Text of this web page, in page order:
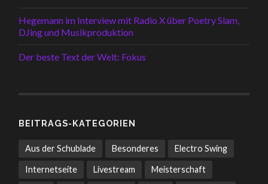
Hegemann im Interview mit Radio X über Poetry Slam,
DJing und Musikproduktion
Der beste Text der Welt: Fokus
BEITRAGS-KATEGORIEN
Aus der Schublade Besonderes Electro Swing
Internetseite Livestream Meisterschaft